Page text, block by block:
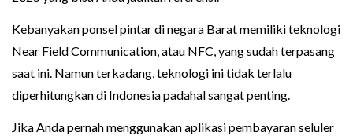
Kebanyakan ponsel pintar di negara Barat memiliki teknologi
Near Field Communication, atau NFC, yang sudah terpasang
saat ini. Namun terkadang, teknologi ini tidak terlalu
diperhitungkan di Indonesia padahal sangat penting.
Jika Anda pernah menggunakan aplikasi pembayaran seluler